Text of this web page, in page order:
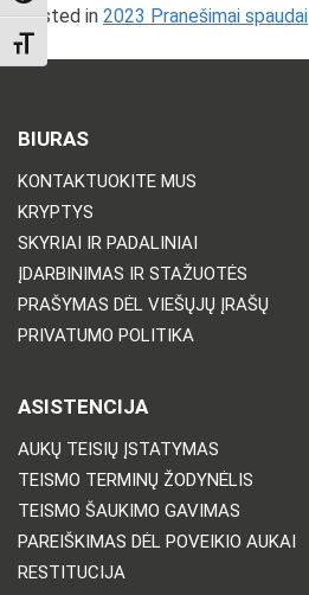
TOGGLE FONT SIZE
Posted in 2023 Pranešimai spaudai
BIURAS
KONTAKTUOKITE MUS
KRYPTYS
SKYRIAI IR PADALINIAI
ĮDARBINIMAS IR STAŽUOTĖS
PRAŠYMAS DĖL VIEŠŲJŲ ĮRAŠŲ
PRIVATUMO POLITIKA
ASISTENCIJA
AUKŲ TEISIŲ ĮSTATYMAS
TEISMO TERMINŲ ŽODYNĖLIS
TEISMO ŠAUKIMO GAVIMAS
PAREIŠKIMAS DĖL POVEIKIO AUKAI
RESTITUCIJA